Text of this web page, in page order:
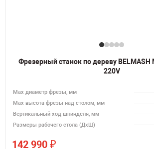
Фрезерный станок по дереву BELMASH
220V
Max диаметр фрезы, мм
Мах высота фрезы над столом, мм
Вертикальный ход шпинделя, мм
Размеры рабочего стола (ДхШ)
142 990 ₽